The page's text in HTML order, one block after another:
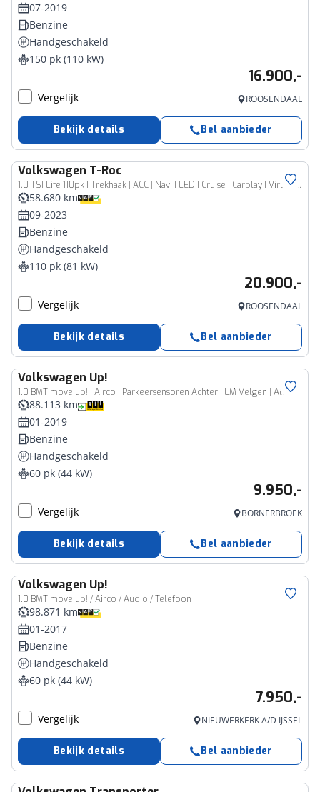
07-2019
Benzine
Handgeschakeld
150 pk (110 kW)
16.900,-
Vergelijk ROOSENDAAL
Bekijk details Bel aanbieder
Volkswagen T-Roc
1.0 TSI Life 110pk I Trekhaak | ACC | Navi I LED I Cruise I Carplay I Virtual | 1e eigenaar
58.680 km
09-2023
Benzine
Handgeschakeld
110 pk (81 kW)
20.900,-
Vergelijk ROOSENDAAL
Bekijk details Bel aanbieder
Volkswagen Up!
1.0 BMT move up! | Airco | Parkeersensoren Achter | LM Velgen | All-season Banden
88.113 km
01-2019
Benzine
Handgeschakeld
60 pk (44 kW)
9.950,-
Vergelijk BORNERBROEK
Bekijk details Bel aanbieder
Volkswagen Up!
1.0 BMT move up! / Airco / Audio / Telefoon
98.871 km
01-2017
Benzine
Handgeschakeld
60 pk (44 kW)
7.950,-
Vergelijk NIEUWERKERK A/D IJSSEL
Bekijk details Bel aanbieder